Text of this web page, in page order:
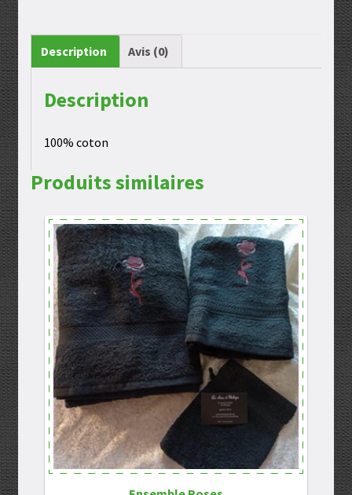
Description Avis (0)
Description
100% coton
Produits similaires